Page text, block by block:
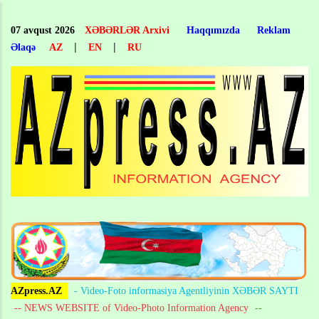
main
content
07 avqust 2026 XƏBƏRLƏR Arxivi Haqqımızda
Reklam
Əlaqə
AZ | EN | RU
AZpress.AZ
- Video-Foto informasiya Agentliyinin XƏBƏR SAYTI
-- NEWS WEBSITE of Video-Photo Information Agency --